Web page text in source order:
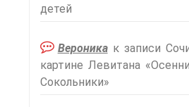
детей
Вероникак записи
картине Левитана
Сокольники»